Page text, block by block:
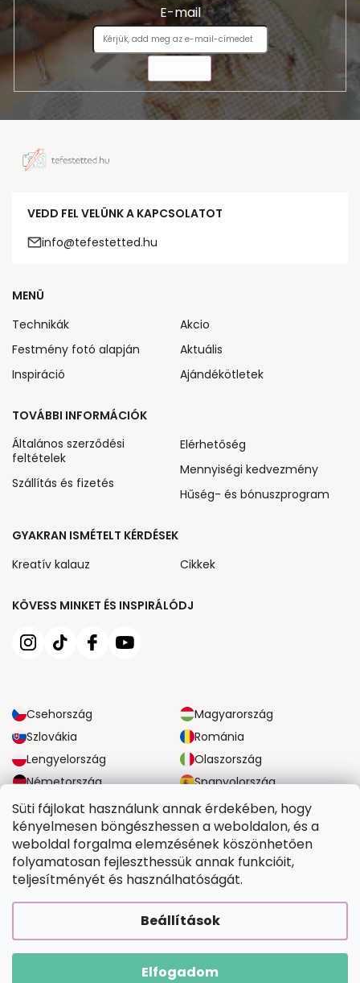
Süti fájlokat használunk annak érdekében, hogy
kényelmesen böngészhessen a weboldalon, és a
weboldal forgalma elemzésének köszönhetően
folyamatosan fejleszthessük annak funkcióit,
teljesítményét és használhatóságát.
Beállítások
Elfogadom
E-mail
VEDD FEL VELÜNK A KAPCSOLATOT
info@tefestetted.hu
KÖVESS MINKET ÉS INSPIRÁLÓDJ
Csehország
Magyarország
Szlovákia
Románia
Lengyelország
Olaszország
Németország
Spanyolország
Nagy-Britannia
Ausztria
MENÜ
Technikák
Festmény fotó alapján
Inspiráció
Akcio
Aktuális
Ajándékötletek
TOVÁBBI INFORMÁCIÓK
Általános szerződési
feltételek
Szállítás és fizetés
Elérhetőség
Mennyiségi kedvezmény
Hűség- és bónuszprogram
GYAKRAN ISMÉTELT KÉRDÉSEK
Kreatív kalauz
Cikkek
MEGBÍZHATÓ SZÁLLÍTÁSI LEHETŐSÉGEK
BIZTONSÁGOS FIZETÉSI LEHETŐSÉGEK
Tefestetted.hu. Minden jog fenntartva.